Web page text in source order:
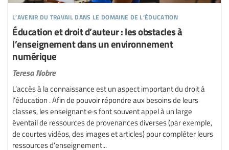
l’avenir du travail dans le domaine de l’éducation
Éducation et droit d’auteur : les obstacles à
l’enseignement dans un environnement
numérique
Teresa Nobre
L’accès à la connaissance est un aspect important du droit à
l’éducation . Afin de pouvoir répondre aux besoins de leurs
classes, les enseignant·e·s font souvent appel à un large
éventail de ressources de provenances diverses (par exemple,
de courtes vidéos, des images et articles) pour compléter leurs
ressources d’enseignement...